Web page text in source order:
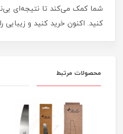
شما کمک می‌کند تا نتیجه‌ای
کنید. اکنون خرید کنید و زیبایی
محصولات مرتبط